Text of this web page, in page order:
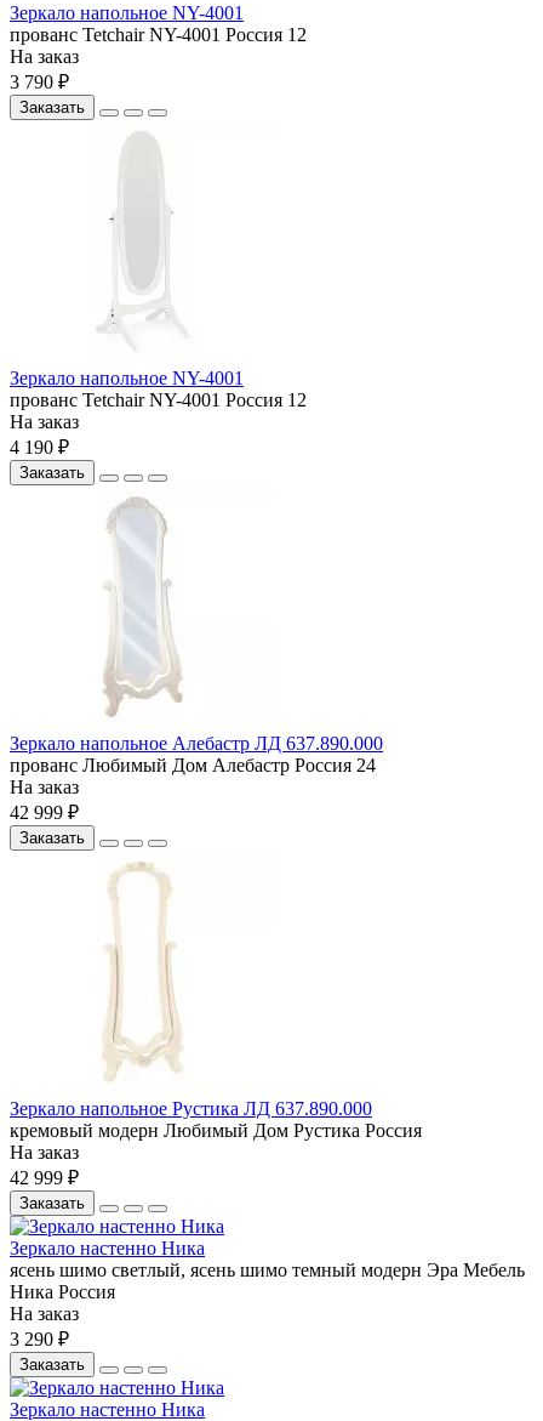
Зеркало напольное NY-4001
прованс Tetchair NY-4001 Россия 12
На заказ
3 790 ₽
Заказать
Зеркало напольное NY-4001
прованс Tetchair NY-4001 Россия 12
На заказ
4 190 ₽
Заказать
Зеркало напольное Алебастр ЛД 637.890.000
прованс Любимый Дом Алебастр Россия 24
На заказ
42 999 ₽
Заказать
Зеркало напольное Рустика ЛД 637.890.000
кремовый модерн Любимый Дом Рустика Россия
На заказ
42 999 ₽
Заказать
Зеркало настенно Ника
ясень шимо светлый, ясень шимо темный модерн Эра Мебель
Ника Россия
На заказ
3 290 ₽
Заказать
Зеркало настенно Ника